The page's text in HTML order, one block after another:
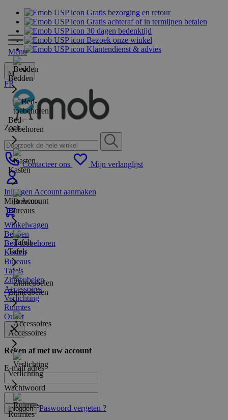
Gratis bezorging en retour
Gratis achteraf of in termijnen betalen
30 dagen bedenktijd
Bezoek onze winkel
Klantendienst & advies
NL
FR
Zoek
Contacteer ons Mijn verlanglijst
Inloggen Account aanmaken
Mijn Account
Winkelwagen
Menu
Bedden
Bed-
toebehoren
Kasten
Bureaus
Tafels
Zitmeubelen
Accessoires
Verlichting
Ruimtes
Bedden
Bed-toebehoren
Kasten
Bureaus
Tafels
Zitmeubelen
Accessoires
Verlichting
Ruimtes
Outlet
Reken af met uw account
E-mail adres
Wachtwoord
Inloggen Paswoord vergeten ?